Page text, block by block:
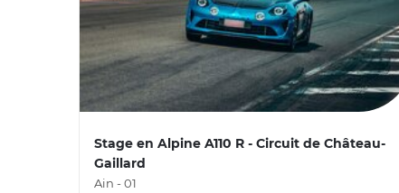
Stage en Alpine A110 R - Circuit de Château-
Gaillard
Ain - 01